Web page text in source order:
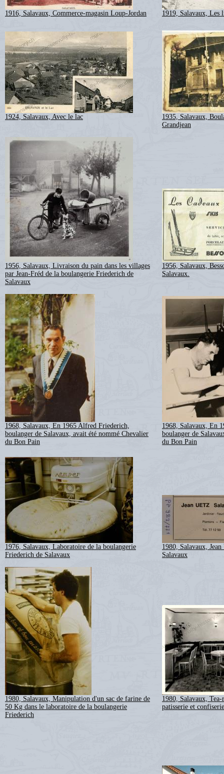
1916, Salavaux, Commerce-magasin Loup-Jordan 1919, Salavaux, Les
1924, Salavaux, Avec le lac
1935, Salavaux,
Grandjean
1956, Salavaux, Livraison du pain dans les villages
par Jean-Fréd de la boulangerie Friederich de
Salavaux
1956, Salavaux,
Salavaux.
1968, Salavaux, En 1965 Alfred Friederich,
boulanger de Salavaux, avait été nommé Chevalier
du Bon Pain
1968, Salavaux, En
boulanger de
du Bon Pain
1976, Salavaux, Laboratoire de la boulangerie
Friederich de Salavaux
1980, Salavaux,
Salavaux
1980, Salavaux, Manipulation d'un sac de farine de
50 Kg dans le laboratoire de la boulangerie
Friederich
1980, Salavaux,
patisserie et